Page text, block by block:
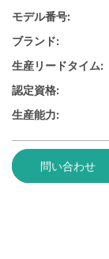
モデル番号:
ブランド:
生産リードタイム:
認定資格:
生産能力:
問い合わせ